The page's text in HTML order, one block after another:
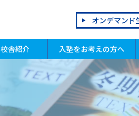
オンデマンド
校舎紹介 入塾をお考えの方へ
入塾までの流れ
年間イベント
体験授業
割引制度
よくあるご質問